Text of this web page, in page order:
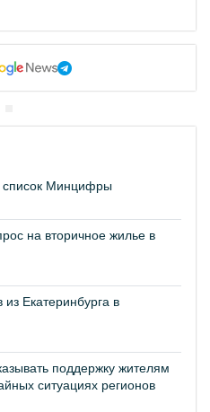
Минцифры
на вторичное жилье в
Екатеринбурга в
поддержку жителям
ситуациях регионов